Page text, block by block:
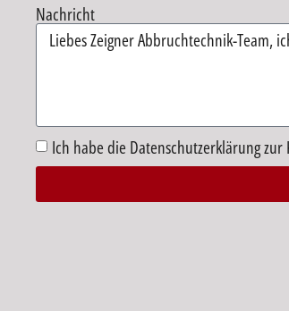
Nachricht
Ich habe die Datenschutzerklärung